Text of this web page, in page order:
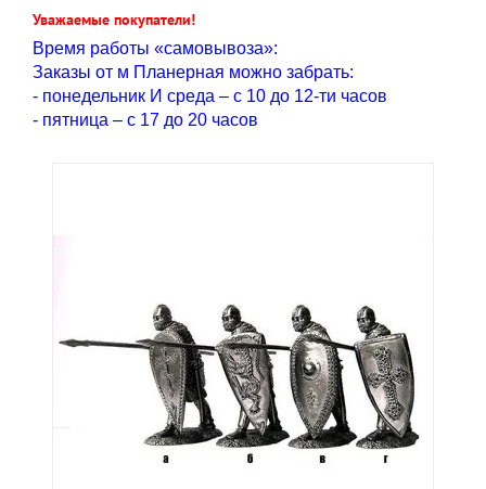
Уважаемые покупатели!
Время работы «самовывоза»:
Заказы от м Планерная можно забрать:
- понедельник И среда – с 10 до 12-ти часов
- пятница – с 17 до 20 часов